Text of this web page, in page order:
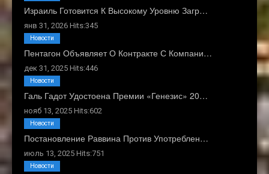
Израиль Готовится К Высокому Уровню Загр…
янв 31, 2026 Hits:345
Пентагон Объявляет О Контракте С Компани…
дек 31, 2025 Hits:446
Новости
Галь Гадот Удостоена Премии «Генезис» 20…
нояб 13, 2025 Hits:602
Новости
Постановление Раввина Против Употреблен…
июль 13, 2025 Hits:751
Новости
Новости